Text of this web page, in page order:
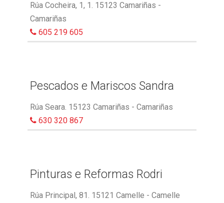
Rúa Cocheira, 1, 1. 15123 Camariñas -
Camariñas
605 219 605
Pescados e Mariscos Sandra
Rúa Seara. 15123 Camariñas - Camariñas
630 320 867
Pinturas e Reformas Rodri
Rúa Principal, 81. 15121 Camelle - Camelle